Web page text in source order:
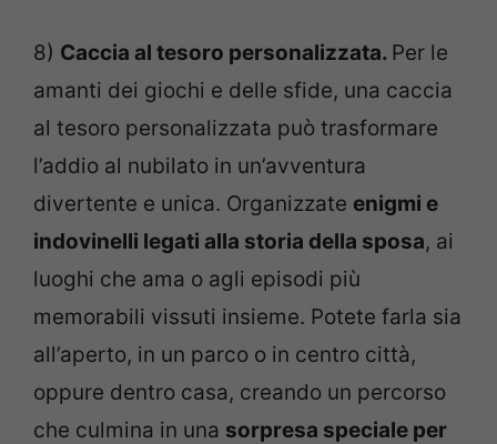
8) Caccia al tesoro personalizzata. Per le
amanti dei giochi e delle sfide, una caccia
al tesoro personalizzata può trasformare
l’addio al nubilato in un’avventura
divertente e unica. Organizzate enigmi e
indovinelli legati alla storia della sposa, ai
luoghi che ama o agli episodi più
memorabili vissuti insieme. Potete farla sia
all’aperto, in un parco o in centro città,
oppure dentro casa, creando un percorso
che culmina in una sorpresa speciale per